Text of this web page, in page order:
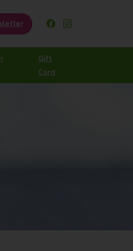
Gift
Card